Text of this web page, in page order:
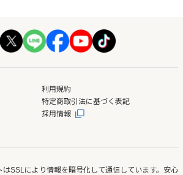
利用規約
特定商取引法に基づく表記
採用情報
はSSLにより情報を暗号化して通信しています。安心